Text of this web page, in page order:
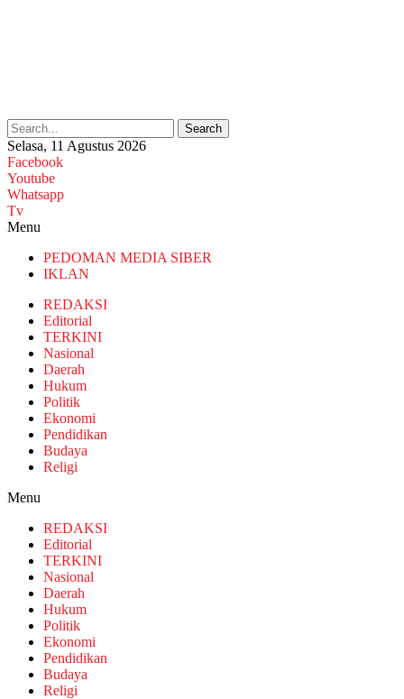
Search
Selasa, 11 Agustus 2026
Facebook
Youtube
Whatsapp
Tv
Menu
PEDOMAN MEDIA SIBER
IKLAN
REDAKSI
Editorial
TERKINI
Nasional
Daerah
Hukum
Politik
Ekonomi
Pendidikan
Budaya
Religi
Menu
REDAKSI
Editorial
TERKINI
Nasional
Daerah
Hukum
Politik
Ekonomi
Pendidikan
Budaya
Religi